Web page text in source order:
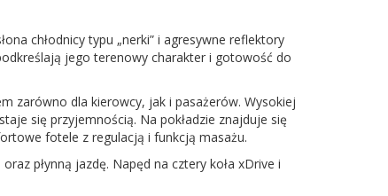
chłodnicy typu „nerki” i agresywne reflektory
jego terenowy charakter i gotowość do
zarówno dla kierowcy, jak i pasażerów. Wysokiej
się przyjemnością. Na pokładzie znajduje się
fotele z regulacją i funkcją masażu.
płynną jazdę. Napęd na cztery koła xDrive i